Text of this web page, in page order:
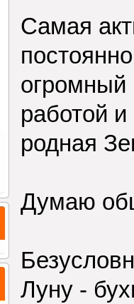
Самая
огромный
работой
родная
Думаю
Луну -